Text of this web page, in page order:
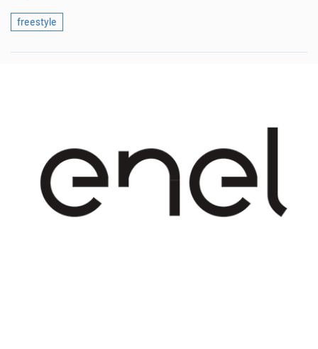
freestyle